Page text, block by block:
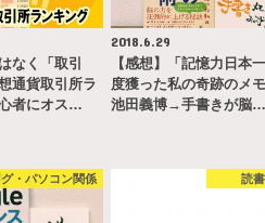
なく「取引
通貨取引所ラ
者にオス…
2018.6.29
【感想】「記憶力日本
度獲った私の奇跡のメ
池田義博→手書きが脳…
・パソコン関係 読書